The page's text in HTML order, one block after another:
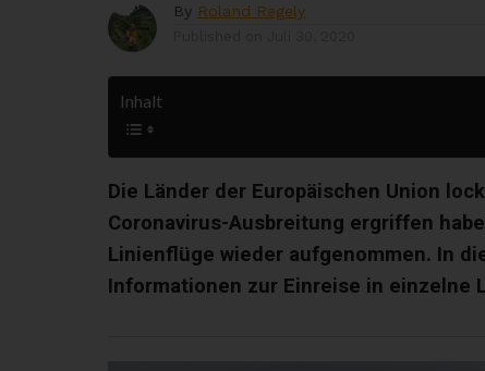
By Roland Regely
Inhalt
Die Länder der Europäischen Union
Coronavirus-Ausbreitung ergriffen
Linienflüge wieder aufgenommen. In
Informationen zur Einreise in einzelne